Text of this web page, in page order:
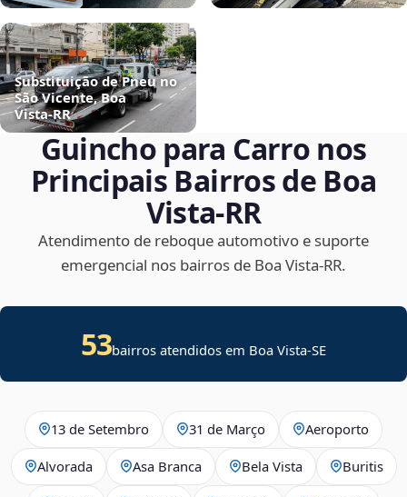
Substituição de Pneu no
São Vicente, Boa
Vista‑RR
Guincho para Carro nos
Principais Bairros de Boa
Vista‑RR
Atendimento de reboque automotivo e suporte
emergencial nos bairros de Boa Vista‑RR.
53bairros atendidos em Boa Vista-SE
13 de Setembro 31 de Março Aeroporto
Alvorada Asa Branca Bela Vista Buritis